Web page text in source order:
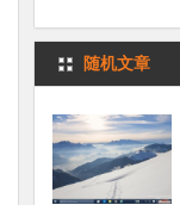
随机文章